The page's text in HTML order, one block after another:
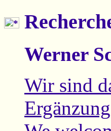
Werner
Wir sind